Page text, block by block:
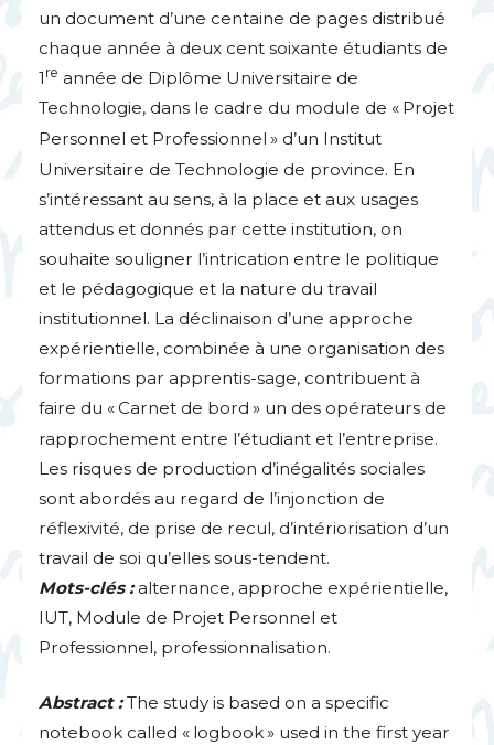
un document d’une centaine de pages distribué
chaque année à deux cent soixante étudiants de
1 re année de Diplôme Universitaire de
Technologie, dans le cadre du module de « Projet
Personnel et Professionnel » d’un Institut
Universitaire de Technologie de province. En
s’intéressant au sens, à la place et aux usages
attendus et donnés par cette institution, on
souhaite souligner l’intrication entre le politique
et le pédagogique et la nature du travail
institutionnel. La déclinaison d’une approche
expérientielle, combinée à une organisation des
formations par apprentis-sage, contribuent à
faire du «Carnet de bord » un des opérateurs de
rapprochement entre l’étudiant et l’entreprise.
Les risques de production d’inégalités sociales
sont abordés au regard de l’injonction de
réflexivité, de prise de recul, d’intériorisation d’un
travail de soi qu’elles sous-tendent.
Mots-clés : alternance, approche expérientielle,
IUT, Module de Projet Personnel et
Professionnel, professionnalisation.
Abstract : The study is based on a specific
notebook called « logbook» used in the first year